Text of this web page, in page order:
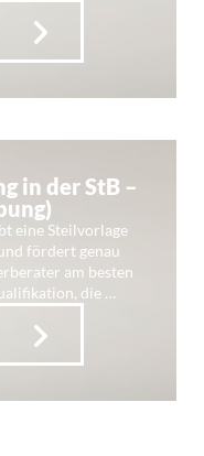
in der StB –
eine Steilvorlage
fördert genau
am besten
die …